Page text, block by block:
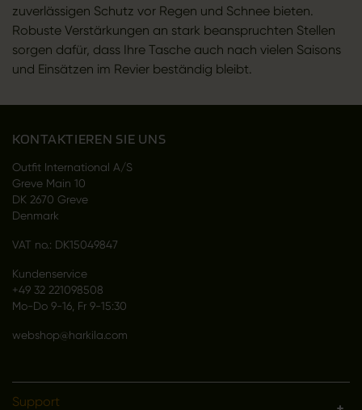
zuverlässigen Schutz vor Regen und Schnee bieten.
Robuste Verstärkungen an stark beanspruchten Stellen
sorgen dafür, dass Ihre Tasche auch nach vielen Saisons
und Einsätzen im Revier beständig bleibt.
KONTAKTIEREN SIE UNS
Outfit International A/S
Greve Main 10
DK 2670 Greve
Denmark
VAT no.: DK15049847
Kundenservice
+49 32 221098508
Mo-Do 9-16, Fr 9-15:30
webshop@harkila.com
Support